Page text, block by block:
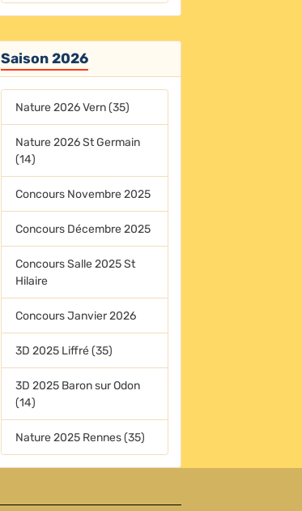
Saison 2026
Nature 2026 Vern (35)
Nature 2026 St Germain
(14)
Concours Novembre 2025
Concours Décembre 2025
Concours Salle 2025 St
Hilaire
Concours Janvier 2026
3D 2025 Liffré (35)
3D 2025 Baron sur Odon
(14)
Nature 2025 Rennes (35)